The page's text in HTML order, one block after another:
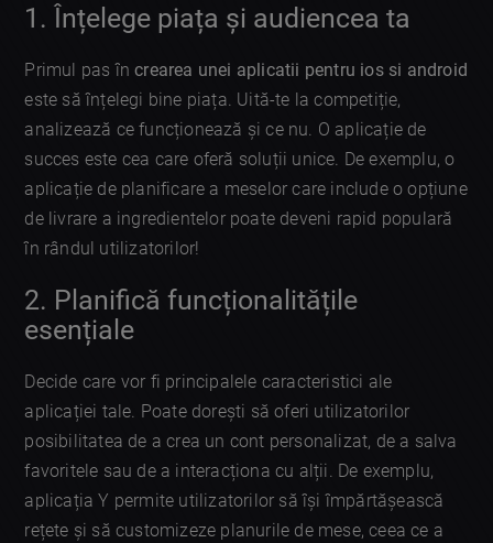
1. Înțelege piața și audiencea ta
Primul pas încrearea unei aplicatii pentru ios si android
este să înțelegi bine piața. Uită-te la competiție,
analizează ce funcționează și ce nu. O aplicație de
succes este cea care oferă soluții unice. De exemplu, o
aplicație de planificare a meselor care include o opțiune
de livrare a ingredientelor poate deveni rapid populară
în rândul utilizatorilor!
2. Planifică funcționalitățile
esențiale
Decide care vor fi principalele caracteristici ale
aplicației tale. Poate dorești să oferi utilizatorilor
posibilitatea de a crea un cont personalizat, de a salva
favoritele sau de a interacționa cu alții. De exemplu,
aplicația Y permite utilizatorilor să își împărtășească
rețete și să customizeze planurile de mese, ceea ce a